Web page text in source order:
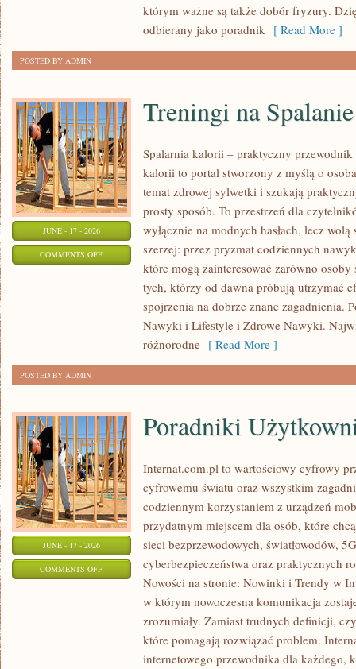
którym ważne są także dobór fryzury.
odbierany jako poradnik [ Read More ]
POSTED BY ADMIN
JUNE - 17 - 2026
COMMENTS OFFON
Treningi na
Spalarnia kalorii – praktyczny
kalorii to portal stworzony z myślą o
temat zdrowej sylwetki i szukają
prosty sposób. To przestrzeń dla
wyłącznie na modnych hasłach, lecz
szerzej: przez pryzmat codziennych
które mogą zainteresować zarówno
tych, którzy od dawna próbują utrzymać
spojrzenia na dobrze znane zagadnienia.
Nawyki i Lifestyle i Zdrowe Nawyki.
różnorodne [ Read More ]
POSTED BY ADMIN
JUNE - 17 - 2026
COMMENTS OFFON
PORADNIKI
UŻYTKOWNIKA
Poradniki
Internat.com.pl to wartościowy cyfrowy
cyfrowemu światu oraz wszystkim
codziennym korzystaniem z urządzeń
przydatnym miejscem dla osób, które
sieci bezprzewodowych, światłowodów,
cyberbezpieczeństwa oraz praktycznych
Nowości na stronie: Nowinki i Trendy w
w którym nowoczesna komunikacja
zrozumiały. Zamiast trudnych definicji,
które pomagają rozwiązać problem.
internetowego przewodnika dla każdego,